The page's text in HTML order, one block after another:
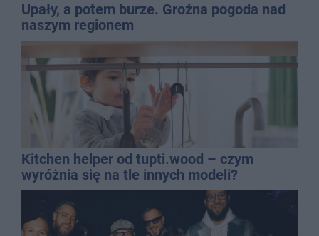
Upały, a potem burze. Groźna pogoda nad
naszym regionem
Kitchen helper od tupti.wood – czym
wyróżnia się na tle innych modeli?